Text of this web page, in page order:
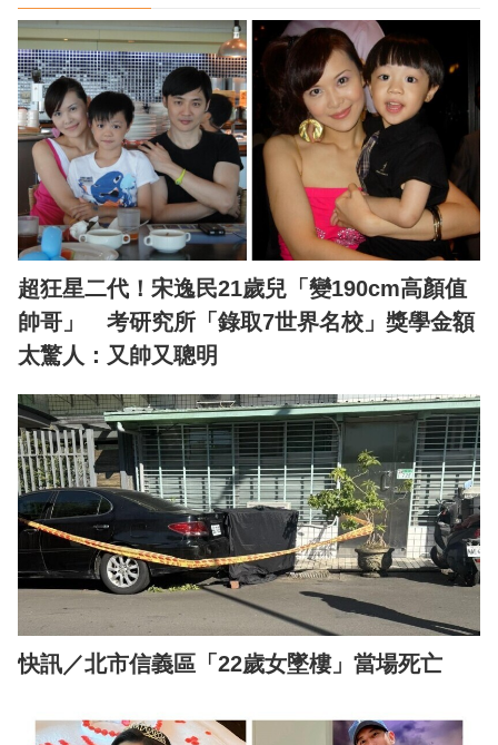
超狂星二代！宋逸民21歲兒「變190cm高顏值
帥哥」 考研究所「錄取7世界名校」獎學金額
太驚人：又帥又聰明
快訊／北市信義區「22歲女墜樓」當場死亡